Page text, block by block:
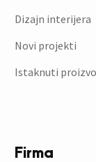
Dizajn interijera
Novi projekti
Istaknuti
Firma